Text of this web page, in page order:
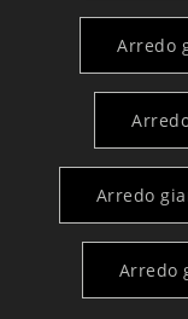
Arredo
Arredo
Arredo